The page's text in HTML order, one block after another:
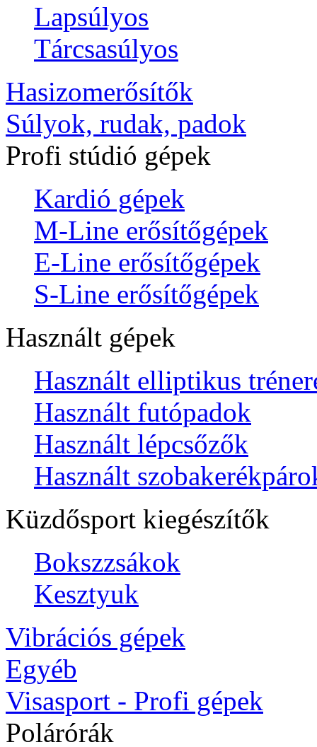
Lapsúlyos
Tárcsasúlyos
Hasizomerősítők
Súlyok, rudak, padok
Profi stúdió gépek
Kardió gépek
M-Line erősítőgépek
E-Line erősítőgépek
S-Line erősítőgépek
Használt gépek
Használt elliptikus
Használt futópadok
Használt lépcsőzők
Használt
Küzdősport kiegészítők
Bokszzsákok
Kesztyuk
Vibrációs gépek
Egyéb
Visasport - Profi gépek
Polárórák